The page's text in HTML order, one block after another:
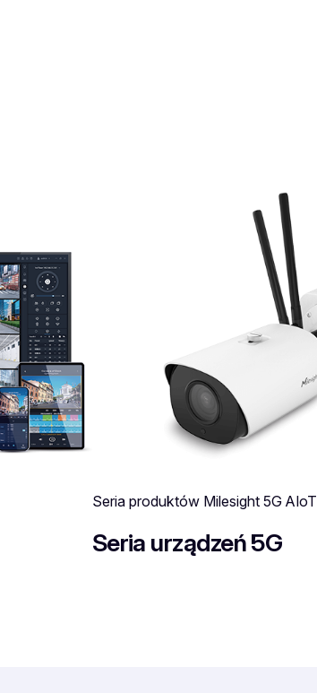
Seria produktów Milesight 5G AIoT
Seria urządzeń 5G